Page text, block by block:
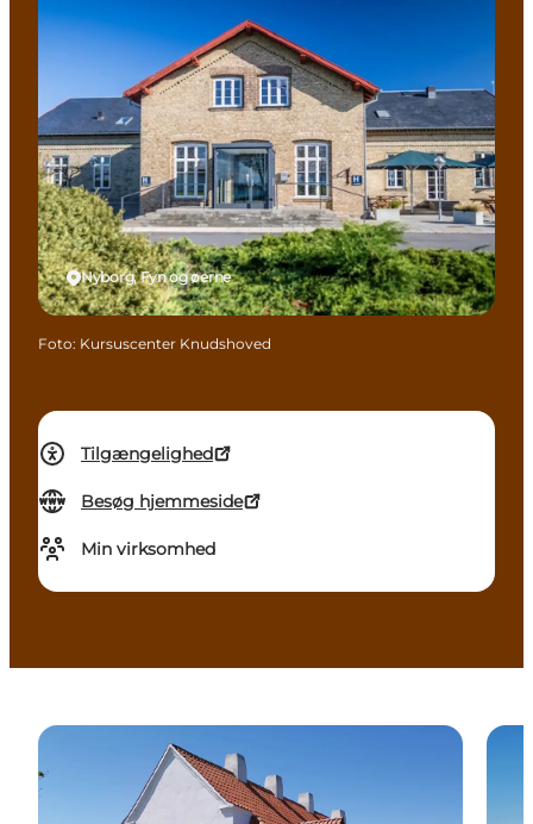
Tilgængelighed
Besøg hjemmeside
Min virksomhed
Nyborg, Fyn og øerne
Foto: Kursuscenter Knudshoved